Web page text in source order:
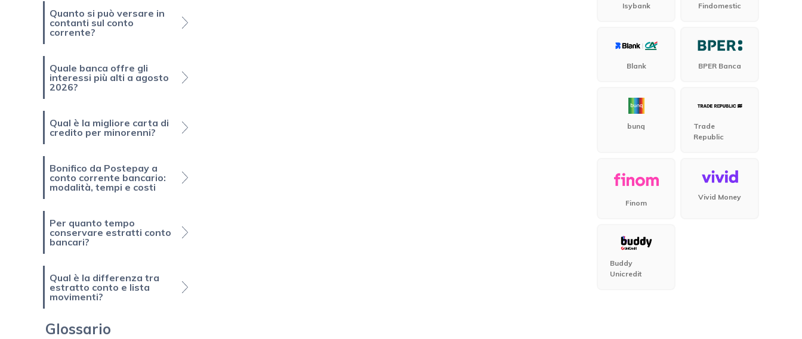
Quanto si può versare in
contanti sul conto
corrente?
Quale banca offre gli
interessi più alti a agosto
2026?
Qual è la migliore carta di
credito per minorenni?
Bonifico da Postepay a
conto corrente bancario:
modalità, tempi e costi
Per quanto tempo
conservare estratti conto
bancari?
Qual è la differenza tra
estratto conto e lista
movimenti?
Glossario
Isybank Findomestic
Blank BPER Banca
bunq
Trade
Republic
Finom
Vivid Money
Buddy
Unicredit